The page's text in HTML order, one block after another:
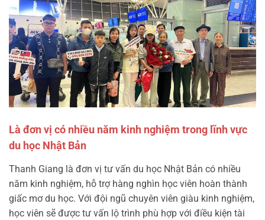
Là đơn vị có nhiều năm kinh nghiệm trong lĩnh vực
du học Nhật Bản
Thanh Giang là đơn vị tư vấn du học Nhật Bản có nhiều
năm kinh nghiệm, hỗ trợ hàng nghìn học viên hoàn thành
giấc mơ du học. Với đội ngũ chuyên viên giàu kinh nghiệm,
học viên sẽ được tư vấn lộ trình phù hợp với điều kiện tài